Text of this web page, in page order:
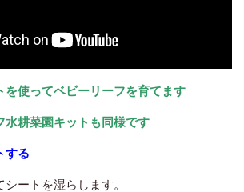
を使ってベビーリーフを育てます
菜園キットも同様です
する
ートを湿らします。